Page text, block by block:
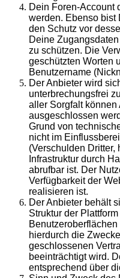
Dein Foren-Account
werden. Ebenso bist
den Schutz vor
Deine
zu schützen. Die
geschützten Worten
Benutzername
Der Anbieter wird
unterbrechungsfrei
aller Sorgfalt
ausgeschlossen
Grund von
nicht im
(Verschulden Dritter,
Infrastruktur durch
abrufbar ist. Der
Verfügbarkeit der
realisieren ist.
Der Anbieter behält
Struktur der
hierdurch die
geschlossenen
beeinträchtigt wird.
entsprechend über